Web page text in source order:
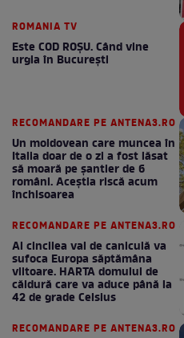
ROMANIA TV
Este COD ROŞU. Când vine
urgia în Bucureşti
RECOMANDARE PE ANTENA3.RO
Un moldovean care muncea în
Italia doar de o zi a fost lăsat
să moară pe şantier de 6
români. Aceștia riscă acum
închisoarea
RECOMANDARE PE ANTENA3.RO
Al cincilea val de caniculă va
sufoca Europa săptămâna
viitoare. HARTA domului de
căldură care va aduce până la
42 de grade Celsius
RECOMANDARE PE ANTENA3.RO